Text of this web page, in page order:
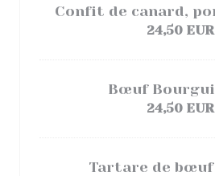
Confit de canard,
24,50 EUR
Bœuf
24,50 EUR
Tartare de bœuf